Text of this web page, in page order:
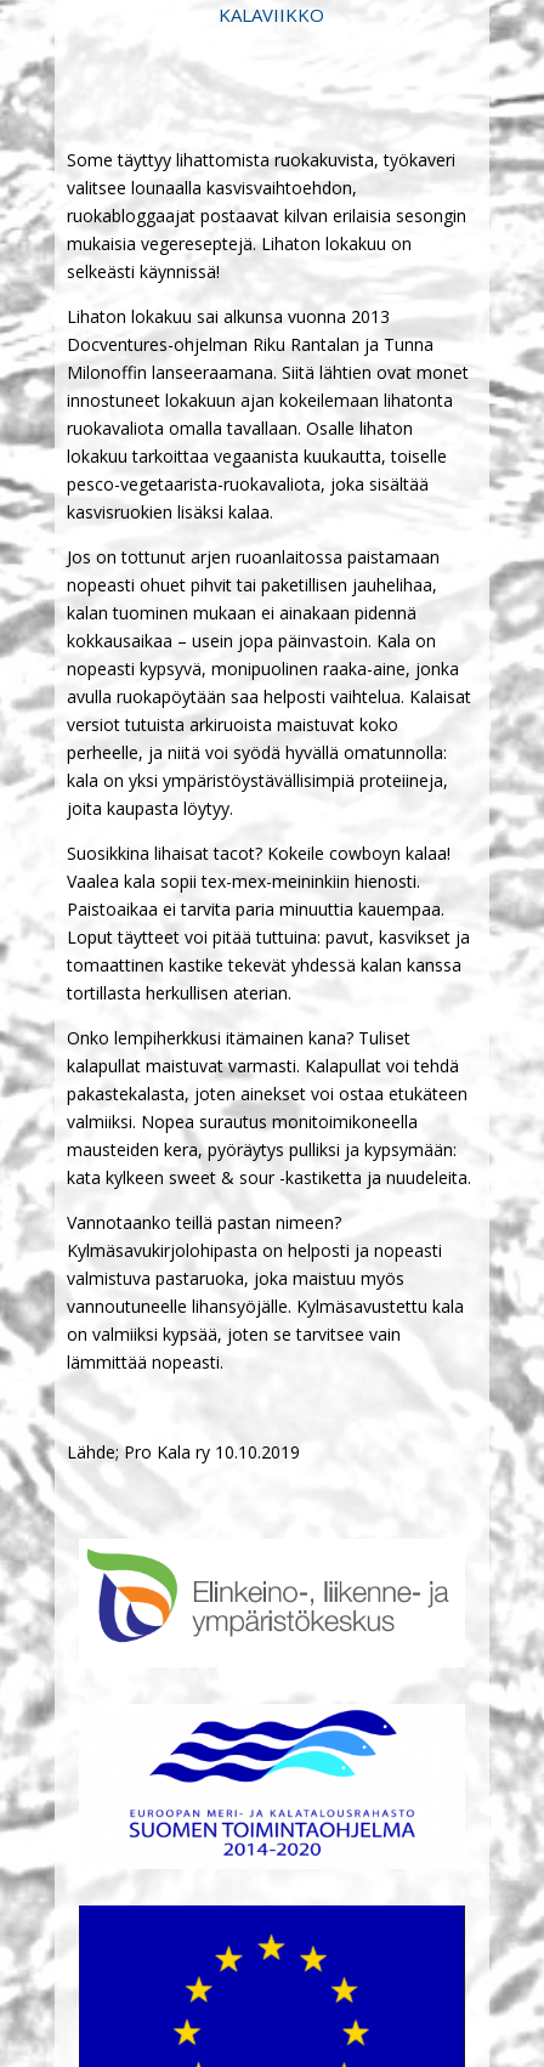
KALAVIIKKO
Some täyttyy lihattomista ruokakuvista, työkaveri
valitsee lounaalla kasvisvaihtoehdon,
ruokabloggaajat postaavat kilvan erilaisia sesongin
mukaisia vegereseptejä. Lihaton lokakuu on
selkeästi käynnissä!
Lihaton lokakuu sai alkunsa vuonna 2013
Docventures-ohjelman Riku Rantalan ja Tunna
Milonoffin lanseeraamana. Siitä lähtien ovat monet
innostuneet lokakuun ajan kokeilemaan lihatonta
ruokavaliota omalla tavallaan. Osalle lihaton
lokakuu tarkoittaa vegaanista kuukautta, toiselle
pesco-vegetaarista-ruokavaliota, joka sisältää
kasvisruokien lisäksi kalaa.
Jos on tottunut arjen ruoanlaitossa paistamaan
nopeasti ohuet pihvit tai paketillisen jauhelihaa,
kalan tuominen mukaan ei ainakaan pidennä
kokkausaikaa – usein jopa päinvastoin. Kala on
nopeasti kypsyvä, monipuolinen raaka-aine, jonka
avulla ruokapöytään saa helposti vaihtelua. Kalaisat
versiot tutuista arkiruoista maistuvat koko
perheelle, ja niitä voi syödä hyvällä omatunnolla:
kala on yksi ympäristöystävällisimpiä proteiineja,
joita kaupasta löytyy.
Suosikkina lihaisat tacot? Kokeile cowboyn kalaa!
Vaalea kala sopii tex-mex-meininkiin hienosti.
Paistoaikaa ei tarvita paria minuuttia kauempaa.
Loput täytteet voi pitää tuttuina: pavut, kasvikset ja
tomaattinen kastike tekevät yhdessä kalan kanssa
tortillasta herkullisen aterian.
Onko lempiherkkusi itämainen kana? Tuliset
kalapullat maistuvat varmasti. Kalapullat voi tehdä
pakastekalasta, joten ainekset voi ostaa etukäteen
valmiiksi. Nopea surautus monitoimikoneella
mausteiden kera, pyöräytys pulliksi ja kypsymään:
kata kylkeen sweet & sour -kastiketta ja nuudeleita.
Vannotaanko teillä pastan nimeen?
Kylmäsavukirjolohipasta on helposti ja nopeasti
valmistuva pastaruoka, joka maistuu myös
vannoutuneelle lihansyöjälle. Kylmäsavustettu kala
on valmiiksi kypsää, joten se tarvitsee vain
lämmittää nopeasti.
Lähde; Pro Kala ry 10.10.2019